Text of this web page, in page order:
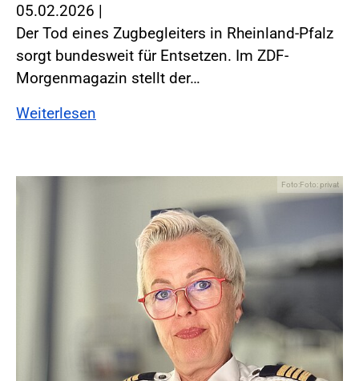
05.02.2026 |
Der Tod eines Zugbegleiters in Rheinland-Pfalz
sorgt bundesweit für Entsetzen. Im ZDF-
Morgenmagazin stellt der…
Weiterlesen
Foto:Foto: privat